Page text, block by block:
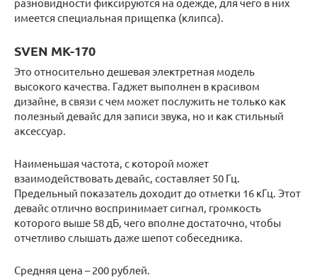
имеется специальная прищепка (клипса).
SVEN MK-170
Это относительно дешевая электретная модель
высокого качества. Гаджет выполнен в красивом
дизайне, в связи с чем может послужить не только как
полезный девайс для записи звука, но и как стильный
аксессуар.
Наименьшая частота, с которой может
взаимодействовать девайс, составляет 50 Гц.
Предельный показатель доходит до отметки 16 кГц. Этот
девайс отлично воспринимает сигнал, громкость
которого выше 58 дБ, чего вполне достаточно, чтобы
отчетливо слышать даже шепот собеседника.
Средняя цена – 200 рублей.